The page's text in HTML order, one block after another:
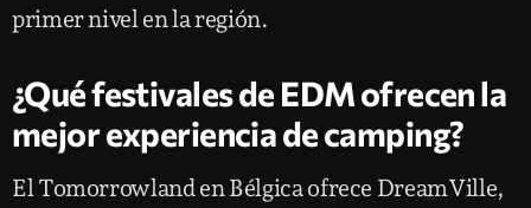
primer nivel en la región.
¿Qué festivales de EDM ofrecen la
mejor experiencia de camping?
El Tomorrowland en Bélgica ofrece DreamVille,